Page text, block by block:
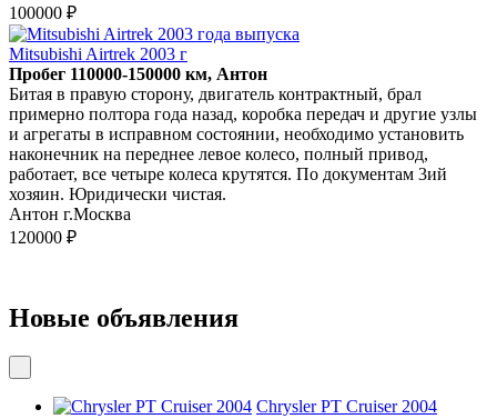
100000 ₽
Mitsubishi Airtrek 2003 г
Пробег 110000-150000 км, Антон
Битая в правую сторону, двигатель контрактный, брал
примерно полтора года назад, коробка передач и другие узлы
и агрегаты в исправном состоянии, необходимо установить
наконечник на переднее левое колесо, полный привод,
работает, все четыре колеса крутятся. По документам 3ий
хозяин. Юридически чистая.
Антон г.Москва
120000 ₽
Новые объявления
Chrysler PT Cruiser 2004